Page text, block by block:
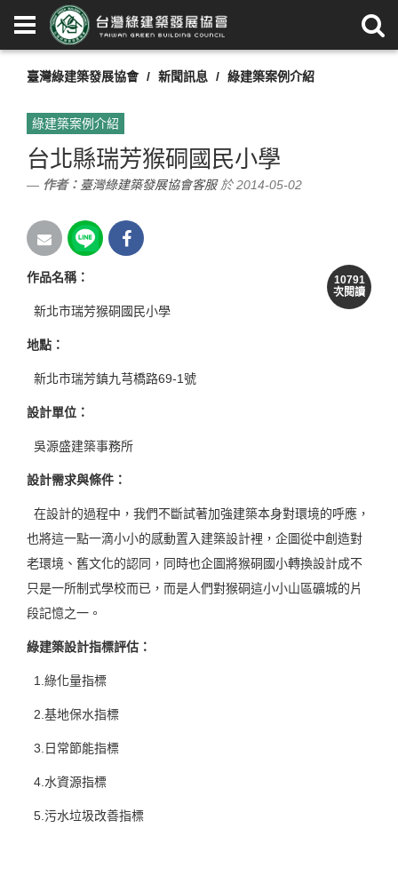
臺灣綠建築發展協會 新聞訊息 綠建築案例介紹
綠建築案例介紹
台北縣瑞芳猴硐國民小學
作者： 臺灣綠建築發展協會客服於 2014-05-02
10791
次閱讀
作品名稱：
新北市瑞芳猴硐國民小學
地點 ：
新北市瑞芳鎮九芎橋路69-1號
設計單位 ：
吳源盛建築事務所
設計需求與條件 ：
在設計的過程中，我們不斷試著加強建築本身對環境的呼應，
也將這一點一滴小小的感動置入建築設計裡，企圖從中創造對
老環境、舊文化的認同，同時也企圖將猴硐國小轉換設計成不
只是一所制式學校而已，而是人們對猴硐這小小山區礦城的片
段記憶之一。
綠建築設計指標評估 ：
1.綠化量指標
2.基地保水指標
3.日常節能指標
4.水資源指標
5.污水垃圾改善指標